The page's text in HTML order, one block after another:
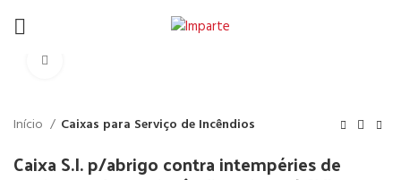
Início Caixas para Serviço de Incêndios
Caixa S.I. p/abrigo contra intempéries de